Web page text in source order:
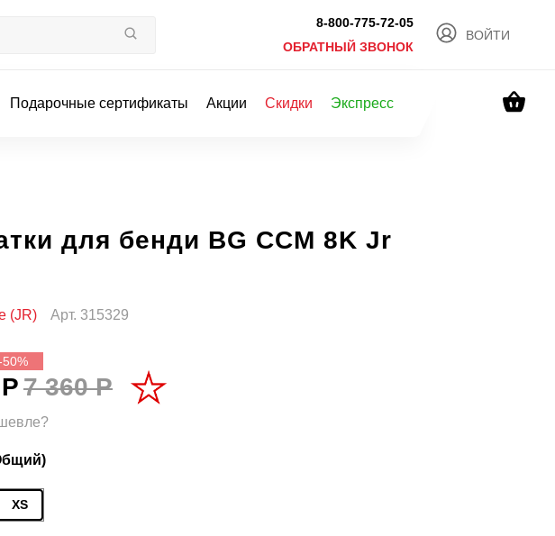
8-800-775-72-05
ОБРАТНЫЙ ЗВОНОК
ВОЙТИ
Подарочные сертификаты Акции Скидки Экспресс
для бенди BG CCM 8K Jr
(JR) Арт. 315329
7 360 Р
XS